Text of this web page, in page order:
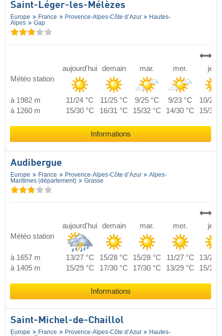
Saint-Léger-les-Mélèzes
Europe France Provence-Alpes-Côte d’Azur
Hautes-
Alpes
Gap
Météo station
aujourd'hui demain mar. mer. jeu.
à 1982 m 11/24 °C 11/25 °C 9/25 °C 9/23 °C
10/24
à 1260 m
15/30 °C 16/31 °C 15/32 °C 14/30 °C 15/30
Informations
Audibergue
Europe France Provence-Alpes-Côte d’Azur
Alpes-
Maritimes (département)
Grasse
Météo station
aujourd'hui demain mar. mer. jeu.
à 1657 m 13/27 °C 15/28 °C 15/28 °C 11/27 °C
13/28
à 1405 m
15/29 °C 17/30 °C 17/30 °C 13/29 °C 15/30
Informations
Saint-Michel-de-Chaillol
Europe France Provence-Alpes-Côte d’Azur
Hautes-